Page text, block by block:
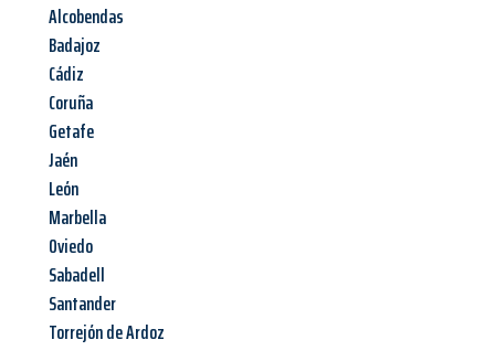
Alcobendas
Badajoz
Cádiz
Coruña
Getafe
Jaén
León
Marbella
Oviedo
Sabadell
Santander
Torrejón de Ardoz